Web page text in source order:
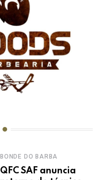
BONDE DO BARBA
QFC SAF anuncia